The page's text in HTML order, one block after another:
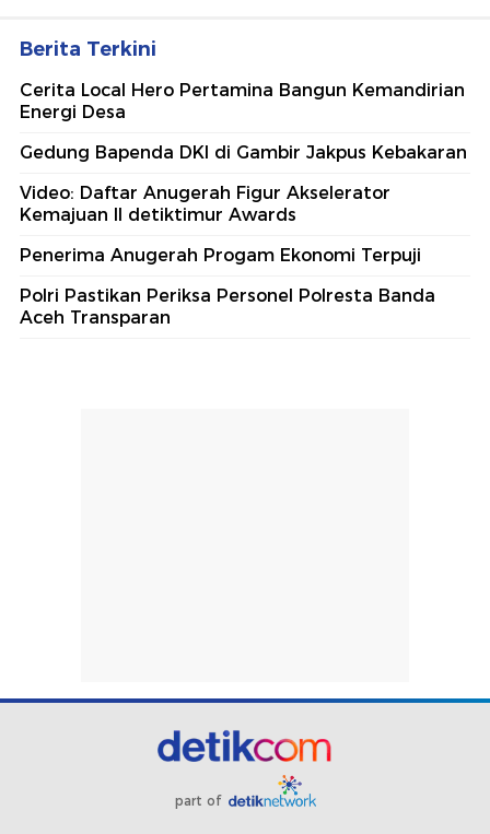
Berita Terkini
Cerita Local Hero Pertamina Bangun Kemandirian
Energi Desa
Gedung Bapenda DKI di Gambir Jakpus Kebakaran
Video: Daftar Anugerah Figur Akselerator
Kemajuan II detiktimur Awards
Penerima Anugerah Progam Ekonomi Terpuji
Polri Pastikan Periksa Personel Polresta Banda
Aceh Transparan
part of